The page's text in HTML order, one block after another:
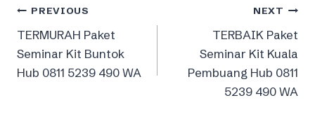
Post
navigation
PREVIOUS
TERMURAH Paket
Seminar Kit Buntok
Hub 0811 5239 490 WA
NEXT
TERBAIK Paket
Seminar Kit Kuala
Pembuang Hub 0811
5239 490 WA